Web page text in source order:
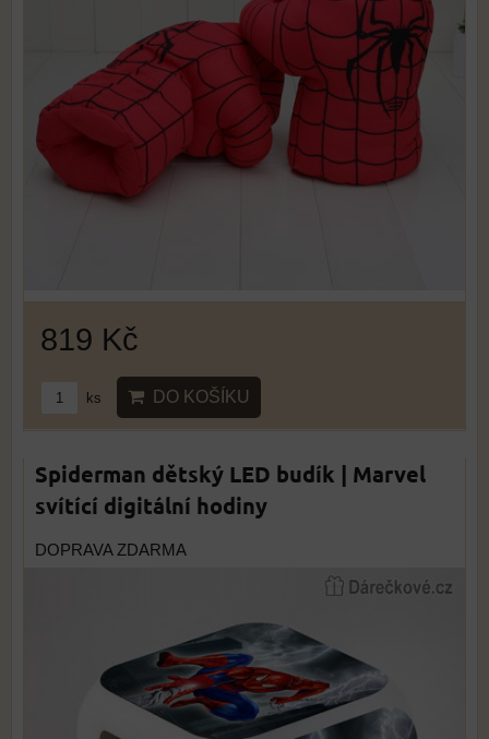
819 Kč
ks DO KOŠÍKU
Spiderman dětský LED budík | Marvel
svítící digitální hodiny
DOPRAVA ZDARMA